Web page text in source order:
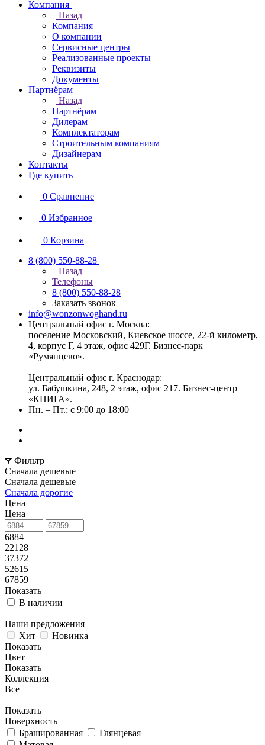
Компания
Назад
Компания
О компании
Сервисные центры
Реализованные проекты
Реквизиты
Документы
Партнёрам
Назад
Партнёрам
Дилерам
Комплектаторам
Строительным компаниям
Дизайнерам
Контакты
Где купить
0 Сравнение
0 Избранное
0 Корзина
8 (800) 550-88-28
Назад
Телефоны
8 (800) 550-88-28
Заказать звонок
info@wonzonwoghand.ru
Центральный офис г. Москва:
поселение Московский, Киевское шоссе, 22-й километр,
4, корпус Г, 4 этаж, офис 429Г. Бизнес-парк
«Румянцево».
Центральный офис г. Краснодар:
ул. Бабушкина, 248, 2 этаж, офис 217. Бизнес-центр
«КНИГА».
Пн. – Пт.: с 9:00 до 18:00
Фильтр
Сначала дешевые
Сначала дешевые
Сначала дорогие
Цена
Цена
6884
22128
37372
52615
67859
Показать
В наличии
Наши предложения
Хит
Новинка
Показать
Цвет
Показать
Коллекция
Все
Показать
Поверхность
Брашированная
Глянцевая